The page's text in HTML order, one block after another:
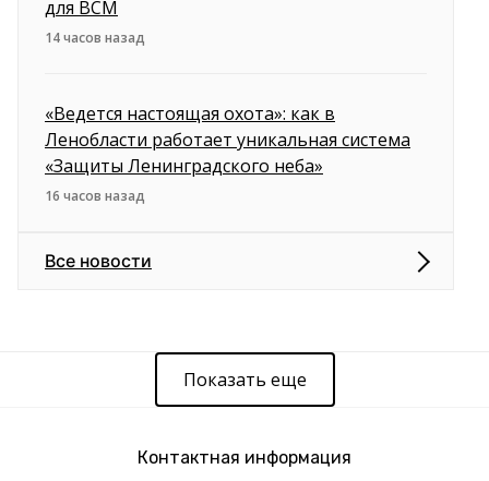
для ВСМ
14 часов назад
«Ведется настоящая охота»: как в
Ленобласти работает уникальная система
«Защиты Ленинградского неба»
16 часов назад
Все новости
Показать еще
Контактная информация